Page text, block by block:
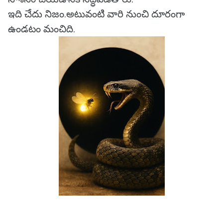
ఇది చేదు నిజం.అటువంటి వారి నుంచి దూరంగా
ఉండటం మంచిది.